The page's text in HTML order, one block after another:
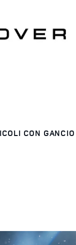
CON GANCIO